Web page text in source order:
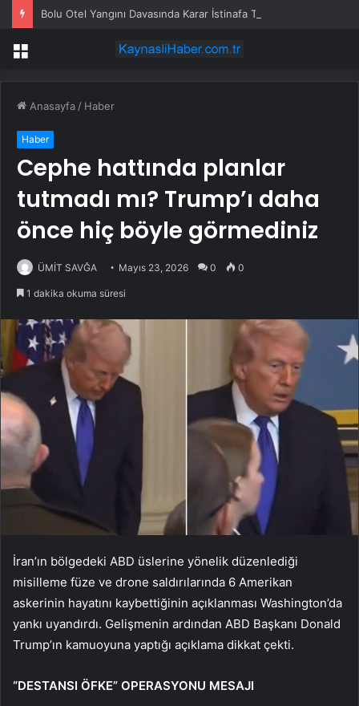
Bolu Otel Yangını Davasında Karar İstinafa Taşındı
Menü
Anasayfa / Haber
Haber
Cephe hattında planlar
tutmadı mı? Trump’ı daha
önce hiç böyle görmediniz
ÜMİT SAVĞA Mayıs 23, 2026 0 0
1 dakika okuma süresi
İran’ın bölgedeki ABD üslerine yönelik düzenlediği
misilleme füze ve drone saldırılarında 6 Amerikan
askerinin hayatını kaybettiğinin açıklanması Washington’da
yankı uyandırdı. Gelişmenin ardından ABD Başkanı Donald
Trump’ın kamuoyuna yaptığı açıklama dikkat çekti.
“DESTANSI ÖFKE” OPERASYONU MESAJI